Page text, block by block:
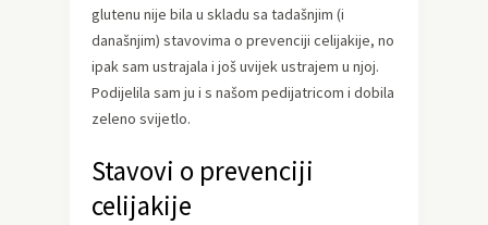
glutenu nije bila u skladu sa tadašnjim (i
današnjim) stavovima o prevenciji celijakije, no
ipak sam ustrajala i još uvijek ustrajem u njoj.
Podijelila sam ju i s našom pedijatricom i dobila
zeleno svijetlo.
Stavovi o prevenciji
celijakije